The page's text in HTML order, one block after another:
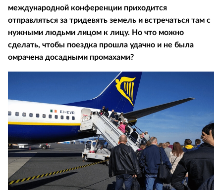
международной конференции приходится
отправляться за тридевять земель и встречаться там с
нужными людьми лицом к лицу. Но что можно
сделать, чтобы поездка прошла удачно и не была
омрачена досадными промахами?